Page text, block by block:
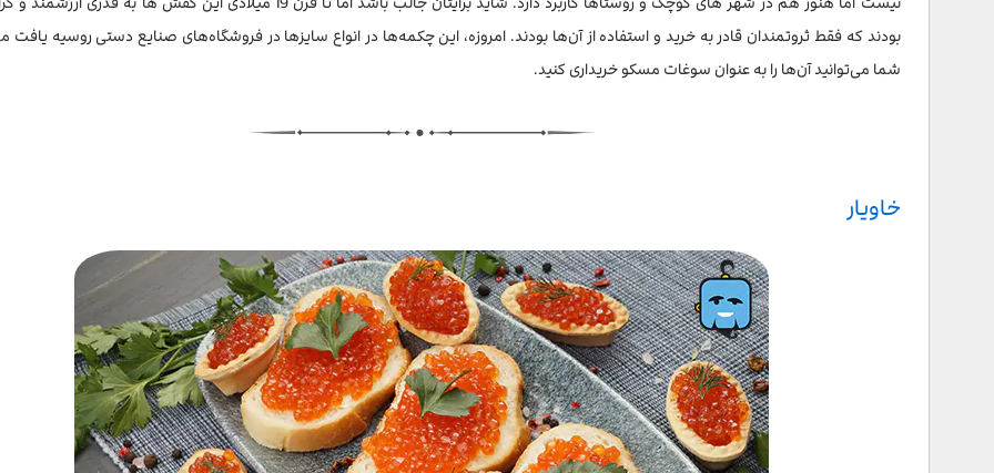
بودند که فقط ثروتمندان قادر به خرید و استفاده از آن‌ها بودند. امروزه، این چکمه‌ها در انواع سایزها در فروشگاه‌های صنایع دستی روسیه
شما می‌توانید آن‌ها را به عنوان سوغات مسکو خریداری کنید.
خاویار